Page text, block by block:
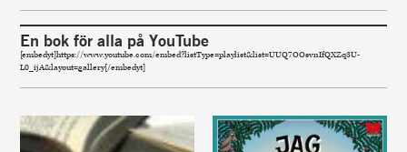
En bok för alla på YouTube
[embedyt]https://www.youtube.com/embed?listType=playlist&list=UUQ7OOsvnIfQXZq3U-
L0_ijA&layout=gallery[/embedyt]